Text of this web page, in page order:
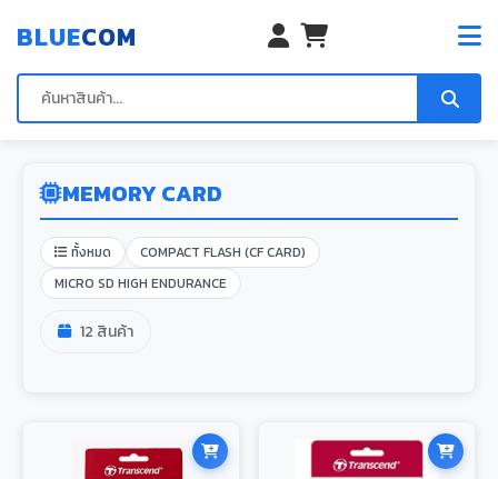
BLUECOM
MEMORY CARD
ทั้งหมด
COMPACT FLASH (CF CARD)
MICRO SD HIGH ENDURANCE
12 สินค้า